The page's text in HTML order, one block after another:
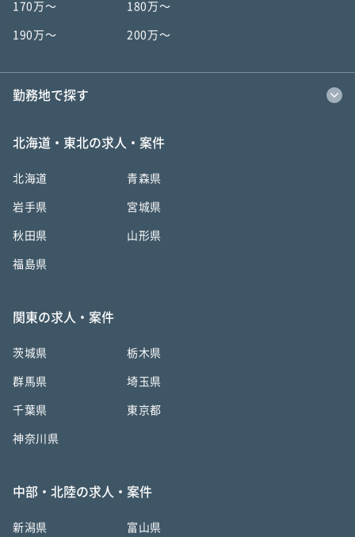
170万〜 180万〜
190万〜 200万〜
勤務地で探す
北海道・東北の求人・案件
北海道 青森県
岩手県 宮城県
秋田県 山形県
福島県
関東の求人・案件
茨城県 栃木県
群馬県 埼玉県
千葉県 東京都
神奈川県
中部・北陸の求人・案件
新潟県 富山県